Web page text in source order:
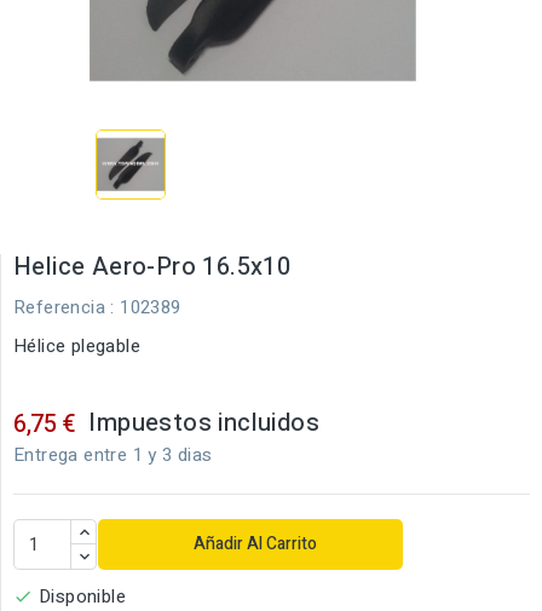
Helice Aero-Pro 16.5x10
Referencia : 102389
Hélice plegable
6,75 € Impuestos incluidos
Entrega entre 1 y 3 dias
Añadir Al Carrito
 Disponible